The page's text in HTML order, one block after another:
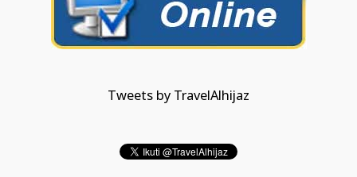
Tweets by TravelAlhijaz